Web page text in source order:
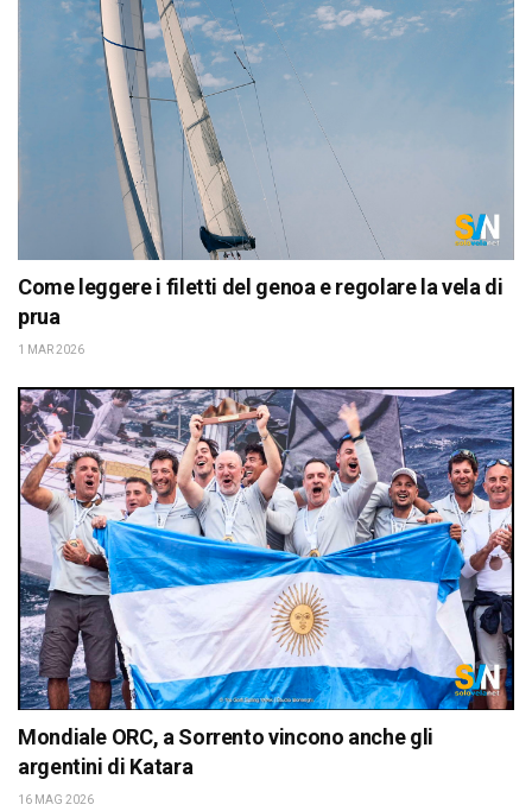
Come leggere i filetti del genoa e regolare la vela di
prua
1 MAR 2026
Mondiale ORC, a Sorrento vincono anche gli
argentini di Katara
16 MAG 2026